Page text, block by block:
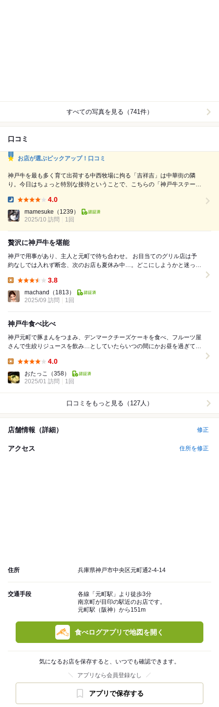
すべての写真を見る（741件）
口コミ
お店が選ぶピックアップ！口コミ
神戸牛を最も多く育て出荷する中西牧場に拘る「吉祥吉」は中華街の隣
り。今日はちょっと特別な接待ということで、こちらの「神戸牛ステーキ
の「但馬牛」。その中で厳しい審査をすべてクリアしたものだけに「神戸
牛」の名が与えられ、一つでも基準を満たさなければ「但馬牛」というル
ール 案内されたのはカーテンで仕切られ、少し照明を落とした半...
4.0
mamesuke （1239）
2025/10 訪問
1回
贅沢に神戸牛を堪能
神戸で用事があり、主人と元町で待ち合わせ。 お目当てのグリル店は予
約なしでは入れず断念、次のお店も夏休み中…。どこにしようかと迷って
3.8
machand
（1813）
2025/09 訪問
1回
神戸牛食べ比べ
神戸元町で豚まんをつまみ、デンマークチーズケーキを食べ、フルーツ屋
さんで生絞りジュースを飲み…としていたらいつの間にかお昼を過ぎてい
4.0
おたっこ
（358）
2025/01 訪問
1回
口コミをもっと見る（127人）
店舗情報（詳細） 修正
アクセス 住所を修正
住所 兵庫県神戸市中央区元町通2-4-14
交通手段
各線「元町駅」より徒歩3分
南京町が目印の駅近のお店です。
元町駅（阪神）から151m
食べログアプリで地図を開く
気になるお店を保存すると、いつでも確認できます。
アプリなら会員登録なし
アプリで保存する